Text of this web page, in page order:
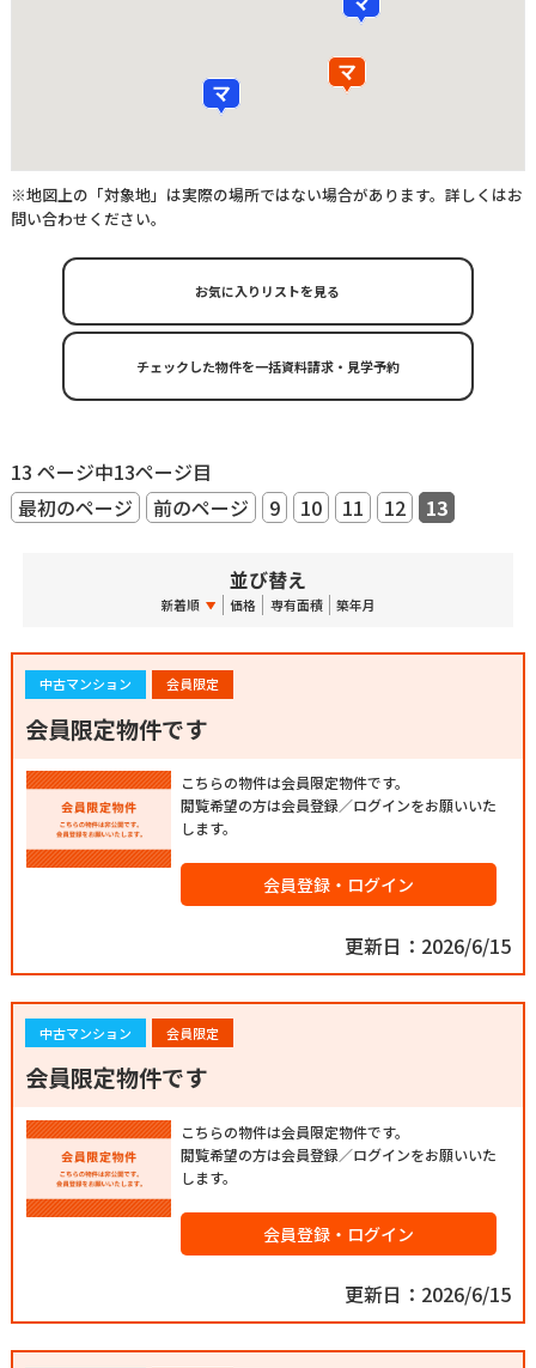
※地図上の「対象地」は実際の場所ではない場合があります。詳しくはお
問い合わせください。
お気に入りリストを見る
13 ページ中13ページ目
最初のページ
前のページ 9 10 11 12 13
並び替え
新着順 価格 専有面積 築年月
中古マンション 会員限定
会員限定物件です
こちらの物件は会員限定物件です。
閲覧希望の方は会員登録／ログインをお願いいた
します。
会員登録・ログイン
更新日：2026/6/15
中古マンション 会員限定
会員限定物件です
こちらの物件は会員限定物件です。
閲覧希望の方は会員登録／ログインをお願いいた
します。
会員登録・ログイン
更新日：2026/6/15